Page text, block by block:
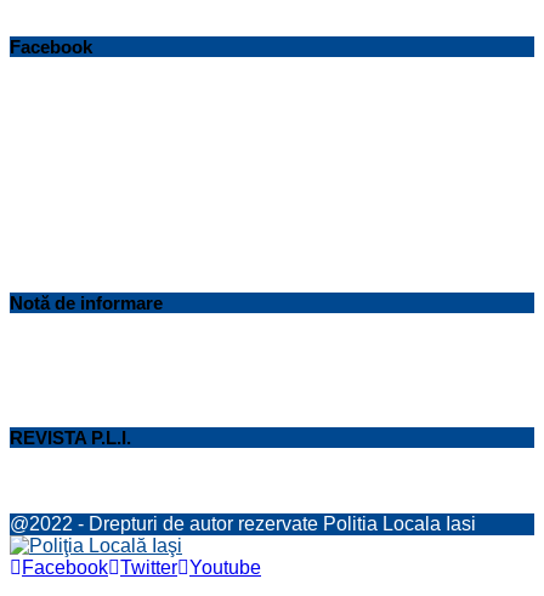
Facebook
Notă de informare
REVISTA P.L.I.
@2022 - Drepturi de autor rezervate Politia Locala Iasi
Facebook Twitter Youtube